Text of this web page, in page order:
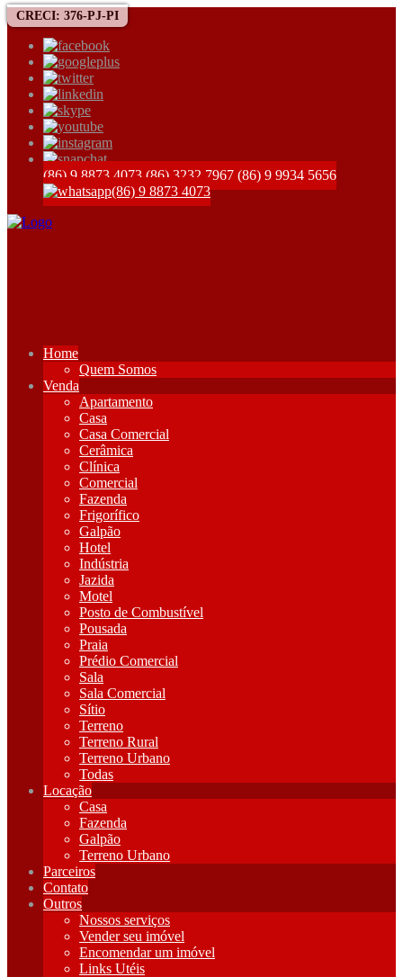
CRECI: 376-PJ-PI
(86) 9 8873 4073 (86) 3232 7967 (86) 9 9934 5656
(86) 9 8873 4073
Home
Quem Somos
Venda
Apartamento
Casa
Casa Comercial
Cerâmica
Clínica
Comercial
Fazenda
Frigorífico
Galpão
Hotel
Indústria
Jazida
Motel
Posto de Combustível
Pousada
Praia
Prédio Comercial
Sala
Sala Comercial
Sítio
Terreno
Terreno Rural
Terreno Urbano
Todas
Locação
Casa
Fazenda
Galpão
Terreno Urbano
Parceiros
Contato
Outros
Nossos serviços
Vender seu imóvel
Encomendar um imóvel
Links Utéis